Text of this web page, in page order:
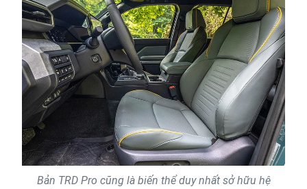
Bản TRD Pro cũng là biến thể duy nhất sở hữu hệ